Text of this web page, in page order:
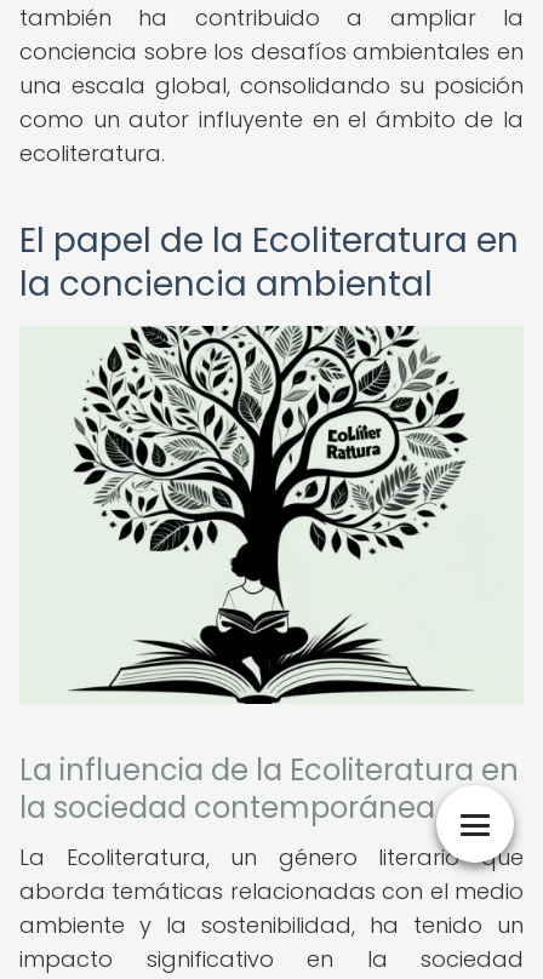
también ha contribuido a ampliar la
conciencia sobre los desafíos ambientales en
una escala global, consolidando su posición
como un autor influyente en el ámbito de la
ecoliteratura.
El papel de la Ecoliteratura en
la conciencia ambiental
La influencia de la Ecoliteratura en
la sociedad contemporánea
La Ecoliteratura, un género literario que
aborda temáticas relacionadas con el medio
ambiente y la sostenibilidad, ha tenido un
impacto significativo en la sociedad